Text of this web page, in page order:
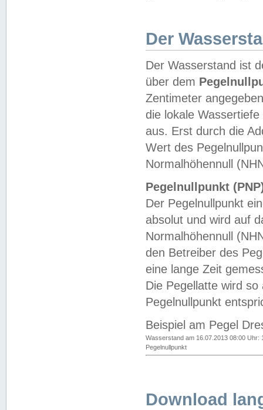
Der
Der Wasserstand ist
über dem
Zentimeter
die lokale
aus. Erst durch die
Wert des
Normalhöhennull
Pegelnullpunkt
Der Pegelnullpunkt
absolut und wird auf
Normalhöhennull
den Betreiber des
eine lange Zeit
Die Pegellatte wird
Pegelnullpunkt
Beispiel am Pegel
Wasserstand am 16.07.2013 08:00 Uhr:
Pegelnullpunkt
Download